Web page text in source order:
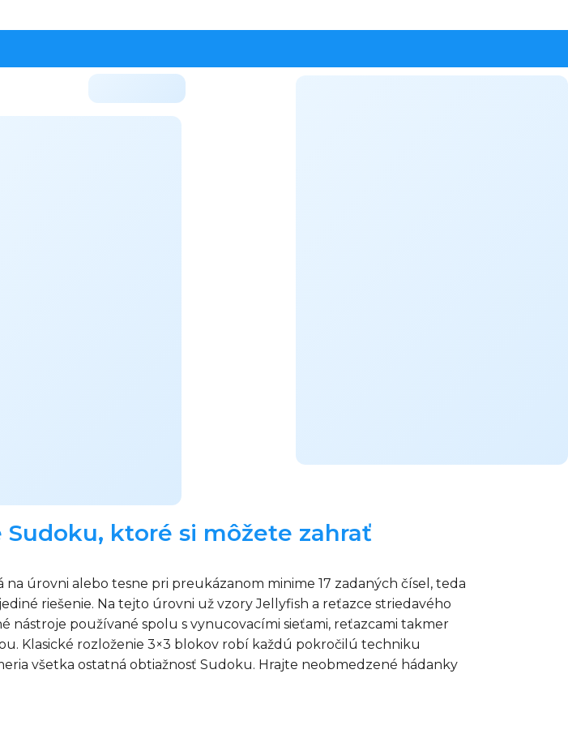
ktoré si môžete zahrať
úrovni alebo tesne pri preukázanom minime 17 zadaných čísel, teda
riešenie. Na tejto úrovni už vzory Jellyfish a reťazce striedavého
nástroje používané spolu s vynucovacími sieťami, reťazcami takmer
Klasické rozloženie 3×3 blokov robí každú pokročilú techniku
všetka ostatná obtiažnosť Sudoku. Hrajte neobmedzené hádanky